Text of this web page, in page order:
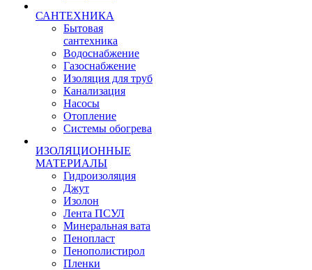
САНТЕХНИКА
Бытовая
сантехника
Водоснабжение
Газоснабжение
Изоляция для труб
Канализация
Насосы
Отопление
Системы обогрева
ИЗОЛЯЦИОННЫЕ
МАТЕРИАЛЫ
Гидроизоляция
Джут
Изолон
Лента ПСУЛ
Минеральная вата
Пенопласт
Пенополистирол
Пленки